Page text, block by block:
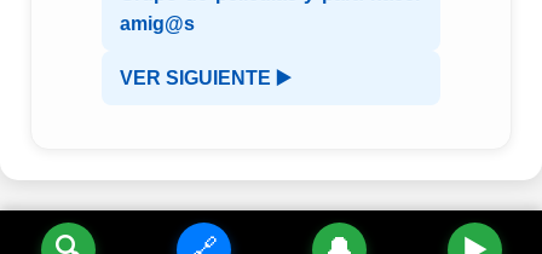
amig@s
VER SIGUIENTE ▶️